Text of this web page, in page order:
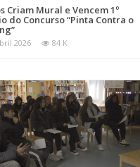
Criam Mural e Vencem 1º
do Concurso “Pinta Contra o
2026 84 K